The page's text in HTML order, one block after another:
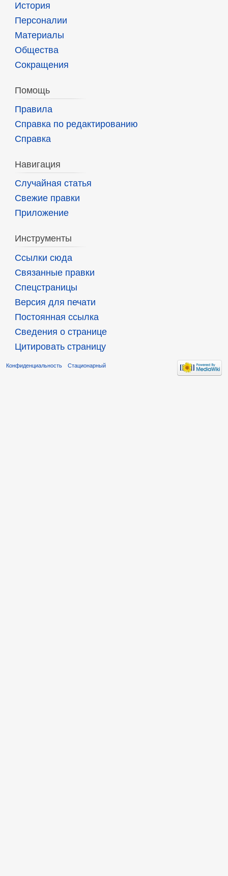
История
Персоналии
Материалы
Общества
Сокращения
Помощь
Правила
Справка по редактированию
Справка
Навигация
Случайная статья
Свежие правки
Приложение
Инструменты
Ссылки сюда
Связанные правки
Спецстраницы
Версия для печати
Постоянная ссылка
Сведения о странице
Цитировать страницу
Конфиденциальность Стационарный